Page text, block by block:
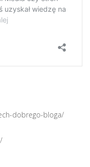
dobrego-bloga/